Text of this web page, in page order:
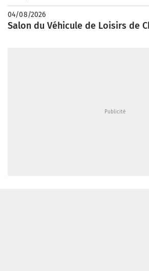
04/08/2026
Salon du Véhicule de Loisirs de